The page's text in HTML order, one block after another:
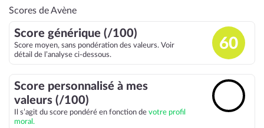
Scores de Avène
Score générique (/100)
Score moyen, sans pondération des valeurs. Voir
détail de l’analyse ci-dessous.
60
Score personnalisé à mes
valeurs (/100)
Il s’agit du score pondéré en fonction de votre profil
moral.